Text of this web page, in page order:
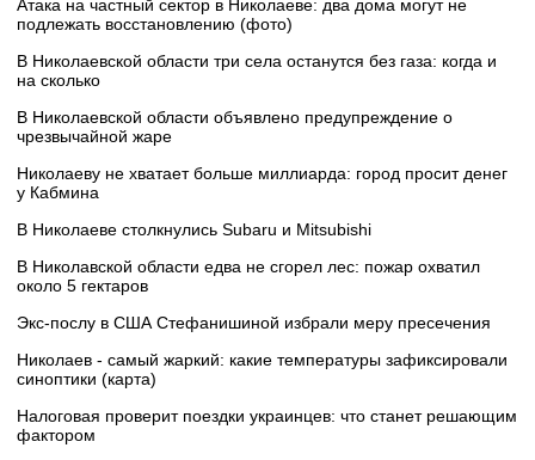
Атака на частный сектор в Николаеве: два дома могут не
подлежать восстановлению (фото)
В Николаевской области три села останутся без газа: когда и
на сколько
В Николаевской области объявлено предупреждение о
чрезвычайной жаре
Николаеву не хватает больше миллиарда: город просит денег
у Кабмина
В Николаеве столкнулись Subaru и Mitsubishi
В Николавской области едва не сгорел лес: пожар охватил
около 5 гектаров
Экс-послу в США Стефанишиной избрали меру пресечения
Николаев - самый жаркий: какие температуры зафиксировали
синоптики (карта)
Налоговая проверит поездки украинцев: что станет решающим
фактором